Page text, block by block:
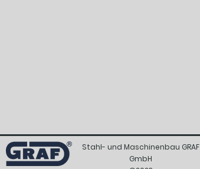
Stahl- und Maschinenbau GRAF
GmbH